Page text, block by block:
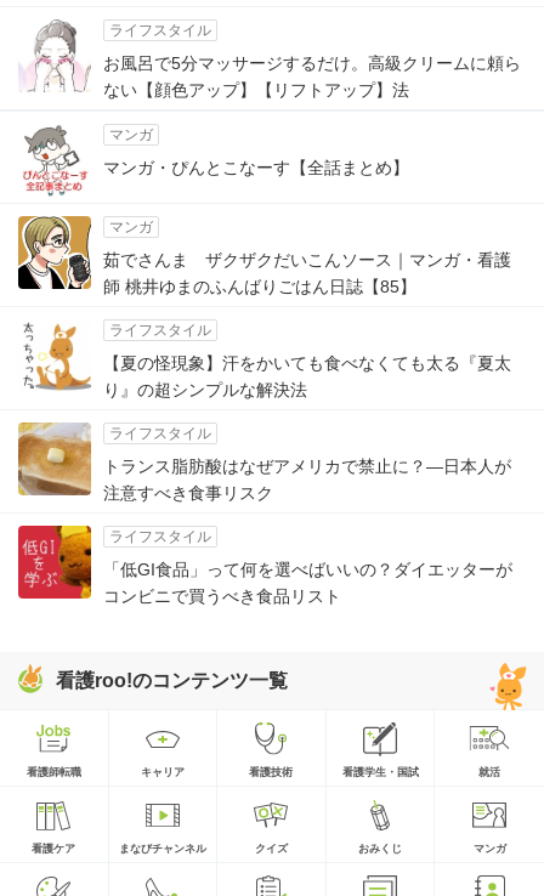
ライフスタイル
お風呂で5分マッサージするだけ。高級クリームに頼ら
ない【顔色アップ】【リフトアップ】法
マンガ
マンガ・ぴんとこなーす【全話まとめ】
マンガ
茹でさんま ザクザクだいこんソース｜マンガ・看護
師 桃井ゆまのふんばりごはん日誌【85】
ライフスタイル
【夏の怪現象】汗をかいても食べなくても太る『夏太
り』の超シンプルな解決法
ライフスタイル
トランス脂肪酸はなぜアメリカで禁止に？―日本人が
注意すべき食事リスク
ライフスタイル
「低GI食品」って何を選べばいいの？ダイエッターが
コンビニで買うべき食品リスト
看護roo!のコンテンツ一覧
看護師転職 キャリア 看護技術 看護学生・国試 就活
看護ケア まなびチャンネル クイズ おみくじ マンガ